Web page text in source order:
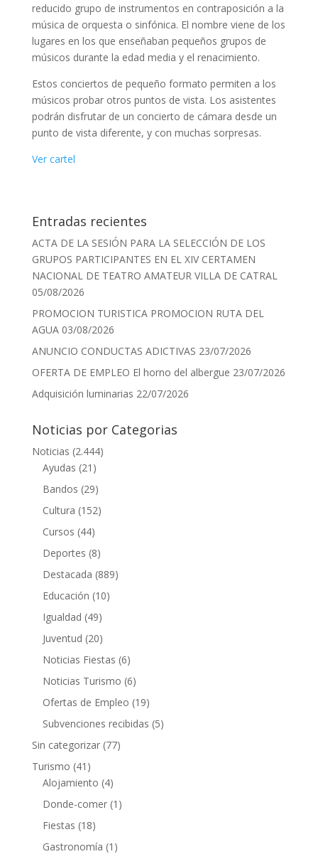
reducido grupo de instrumentos en contraposición a la
música de orquesta o sinfónica. El nombre viene de los
lugares en los que enseñaban pequeños grupos de
músicos durante la edad media y el renacimiento.
Estos conciertos de pequeño formato permiten a los
músicos probar otros puntos de vista. Los asistentes
podrán disfrutar de un concierto de cámara desde un
punto de vista diferente, y con muchas sorpresas.
Ver cartel
Entradas recientes
ACTA DE LA SESIÓN PARA LA SELECCIÓN DE LOS
GRUPOS PARTICIPANTES EN EL XIV CERTAMEN
NACIONAL DE TEATRO AMATEUR VILLA DE CATRAL
05/08/2026
PROMOCION TURISTICA PROMOCION RUTA DEL
AGUA 03/08/2026
ANUNCIO CONDUCTAS ADICTIVAS 23/07/2026
OFERTA DE EMPLEO El horno del albergue 23/07/2026
Adquisición luminarias 22/07/2026
Noticias por Categorias
Noticias (2.444)
Ayudas (21)
Bandos (29)
Cultura (152)
Cursos (44)
Deportes (8)
Destacada (889)
Educación (10)
Igualdad (49)
Juventud (20)
Noticias Fiestas (6)
Noticias Turismo (6)
Ofertas de Empleo (19)
Subvenciones recibidas (5)
Sin categorizar(77)
Turismo (41)
Alojamiento (4)
Donde-comer(1)
Fiestas (18)
Gastronomía (1)